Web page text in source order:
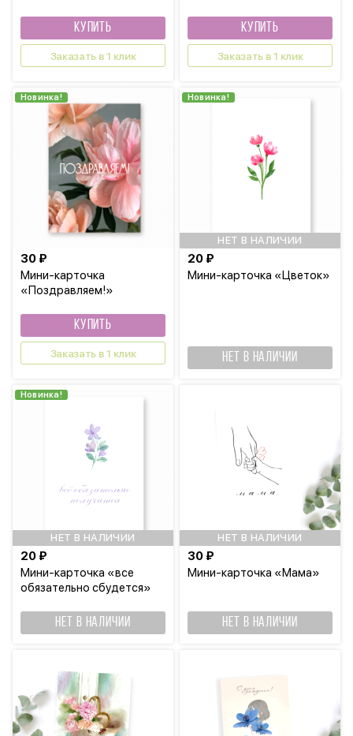
КУПИТЬ
Заказать в 1 клик
КУПИТЬ
Заказать в 1 клик
Новинка!
Мини-карточка
«Поздравляем!»
30 ₽
КУПИТЬ
Заказать в 1 клик
НЕТ В НАЛИЧИИ
Новинка!
Мини-карточка «Цветок»
20 ₽
НЕТ В НАЛИЧИИ
НЕТ В НАЛИЧИИ
Новинка!
Мини-карточка «все
обязательно сбудется»
20 ₽
НЕТ В НАЛИЧИИ
НЕТ В НАЛИЧИИ
Мини-карточка «Мама»
30 ₽
НЕТ В НАЛИЧИИ